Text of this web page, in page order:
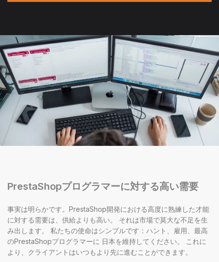
PrestaShopプログラマーに対する高い需要
事実は明らかです。PrestaShop開発における高度に熟練した才能
に対する需要は、供給よりも高い。 それは市場で莫大な不足を生
み出します。 私たちの使命はシンプルです：ハント、雇用、最高
のPrestaShopプログラマーに 日本を維持してください。 これに
より、クライアントはいつもより先に進むことができます。